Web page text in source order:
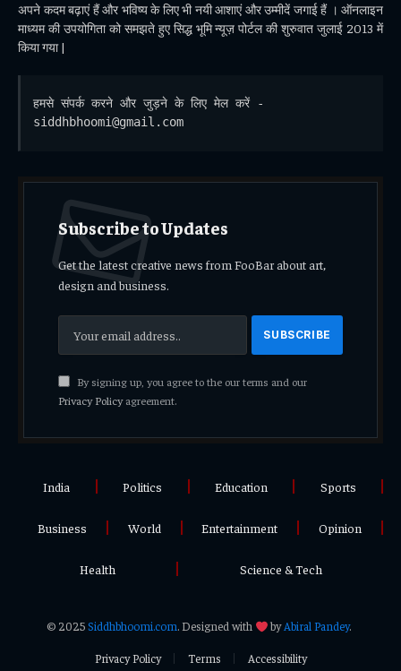
अपने कदम बढ़ाएं हैं और भविष्य के लिए भी नयी आशाएं और उम्मीदें जगाई हैं । ऑनलाइन
माध्यम की उपयोगिता को समझते हुए सिद्ध भूमि न्यूज़ पोर्टल की शुरुवात जुलाई 2013 में
किया गया |
हमसे संपर्क करने और जुड़ने के लिए मेल करें -
siddhbhoomi@gmail.com
Subscribe to Updates
Get the latest creative news from FooBar about art,
design and business.
By signing up, you agree to the our terms and our
Privacy Policyagreement.
India Politics Education Sports
Business World Entertainment Opinion
Health Science & Tech
© 2025Siddhbhoomi.com. Designed with byAbiral Pandey.
Privacy Policy Terms Accessibility